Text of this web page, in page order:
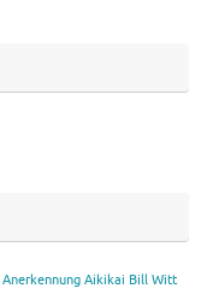
Anerkennung Aikikai Bill Witt